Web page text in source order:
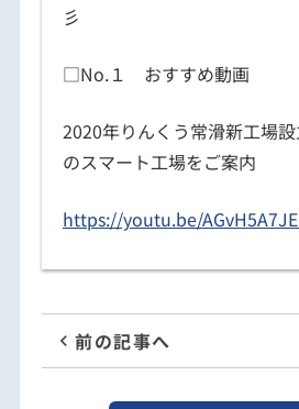
彡
□No.１ おすすめ動画
2020年りんくう常滑新工場
のスマート工場をご案内
https://youtu.be/
前の記事へ